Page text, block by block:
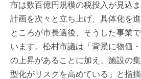
市は数百億円規模の税投入が見込
計画を次々と立ち上げ、具体化を
ところが市長選後、そうした事業
います。松村市議は「背景に物価
の上昇があることに加え、施設の
型化がリスクを高めている」と指